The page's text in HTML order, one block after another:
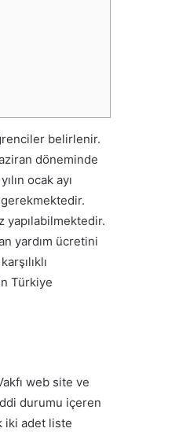
belirlenir.
döneminde
ocak ayı
yapılabilmektedir.
yardım ücretini
Türkiye
web site ve
durumu içeren
iki adet liste